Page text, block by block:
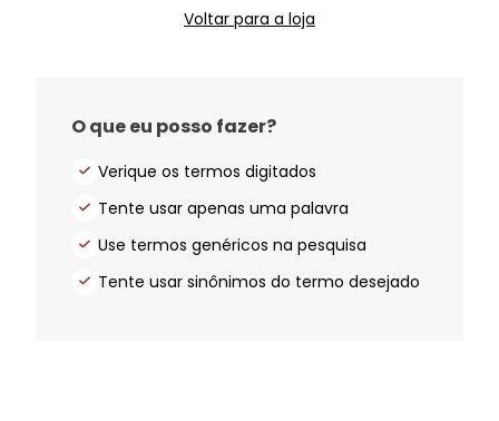
Voltar para a loja
O que eu posso fazer?
Verique os termos digitados
Tente usar apenas uma palavra
Use termos genéricos na pesquisa
Tente usar sinônimos do termo desejado